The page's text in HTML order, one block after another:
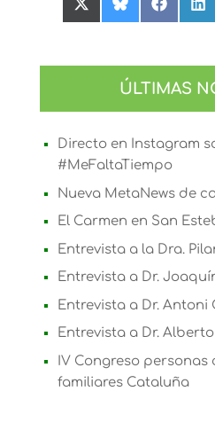
Compartir
en
Compartir
en
en
en
ÚLTIMAS
Directo en Instagram
#MeFaltaTiempo
Nueva MetaNews de
El Carmen en San
Entrevista a la Dra.
Entrevista a Dr.
Entrevista a Dr. Antoni
Entrevista a Dr.
IV Congreso personas
familiares Cataluña